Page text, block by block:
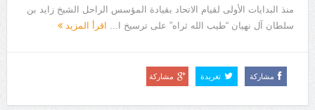
منذ البدايات الأولى لقيام الاتحاد بقيادة المؤسس الراحل الشيخ زايد بن
سلطان آل نهيان “طيب الله ثراه” على ترسيخ ا... اقرأ المزيد
مشاركة تغريدة مشاركة